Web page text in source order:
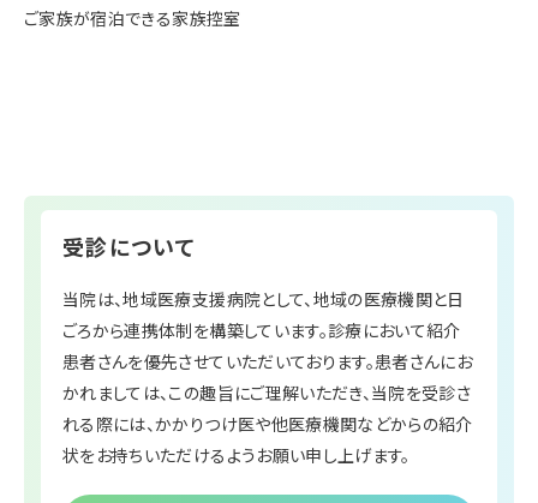
ご家族が宿泊できる家族控室
受診について
当院は、地域医療支援病院として、地域の医療機関と日
ごろから連携体制を構築しています。診療において紹介
患者さんを優先させていただいております。患者さんにお
かれましては、この趣旨にご理解いただき、当院を受診さ
れる際には、かかりつけ医や他医療機関などからの紹介
状をお持ちいただけるようお願い申し上げます。